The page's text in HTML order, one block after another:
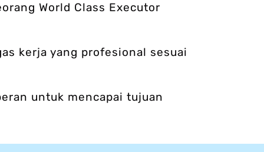
World Class Executor
kerja yang profesional sesuai
untuk mencapai tujuan